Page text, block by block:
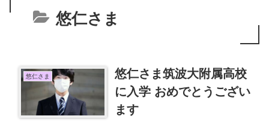
悠仁さま
悠仁さま
悠仁さま筑波大附属高校
に入学 おめでとうござい
ます